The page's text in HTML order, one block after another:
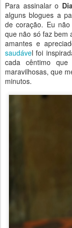
Para assinalar o
alguns blogues a
de coração. Eu
que não só faz bem
amantes e
saudável foi
cada cêntimo
maravilhosas, que
minutos.